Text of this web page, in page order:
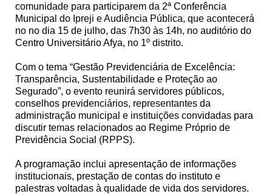
comunidade para participarem da 2ª Conferência
Municipal do Ipreji e Audiência Pública, que acontecerá
no no dia 15 de julho, das 7h30 às 14h, no auditório do
Centro Universitário Afya, no 1º distrito.
Com o tema “Gestão Previdenciária de Excelência:
Transparência, Sustentabilidade e Proteção ao
Segurado”, o evento reunirá servidores públicos,
conselhos previdenciários, representantes da
administração municipal e instituições convidadas para
discutir temas relacionados ao Regime Próprio de
Previdência Social (RPPS).
A programação inclui apresentação de informações
institucionais, prestação de contas do instituto e
palestras voltadas à qualidade de vida dos servidores.